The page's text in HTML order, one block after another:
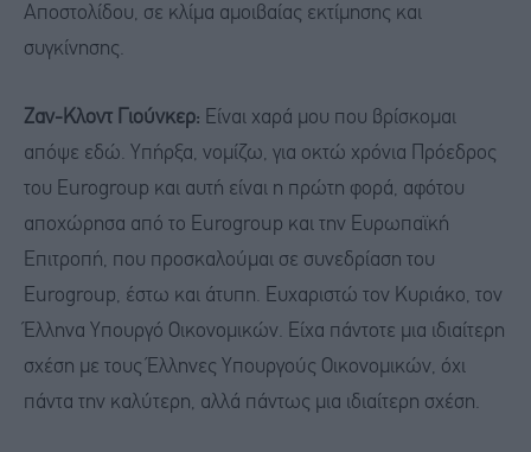
Αποστολίδου, σε κλίμα αμοιβαίας εκτίμησης και
συγκίνησης.
Ζαν-Κλοντ Γιούνκερ: Είναι χαρά μου που βρίσκομαι
απόψε εδώ. Υπήρξα, νομίζω, για οκτώ χρόνια Πρόεδρος
του Eurogroup και αυτή είναι η πρώτη φορά, αφότου
αποχώρησα από το Eurogroup και την Ευρωπαϊκή
Επιτροπή, που προσκαλούμαι σε συνεδρίαση του
Eurogroup, έστω και άτυπη. Ευχαριστώ τον Κυριάκο, τον
Έλληνα Υπουργό Οικονομικών. Είχα πάντοτε μια ιδιαίτερη
σχέση με τους Έλληνες Υπουργούς Οικονομικών, όχι
πάντα την καλύτερη, αλλά πάντως μια ιδιαίτερη σχέση.